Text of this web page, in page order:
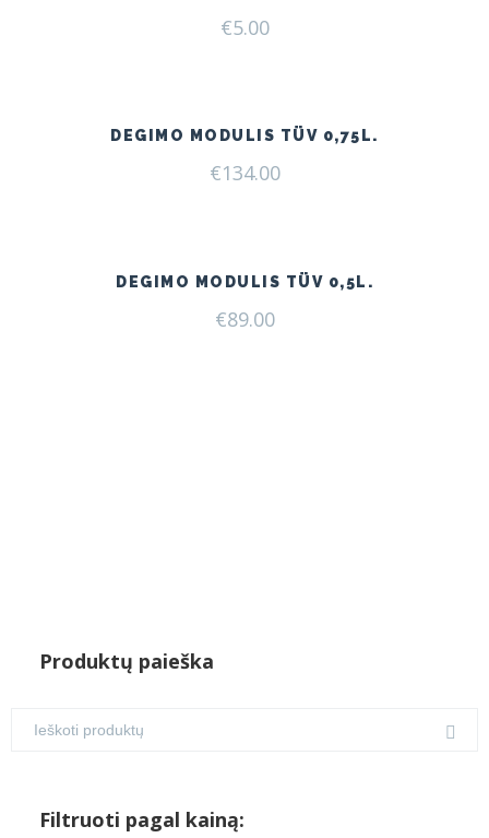
€5.00
DEGIMO MODULIS TÜV 0,75L.
€134.00
DEGIMO MODULIS TÜV 0,5L.
€89.00
Produktų paieška
Filtruoti pagal kainą: